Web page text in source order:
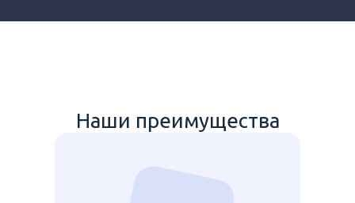
Наши преимущества